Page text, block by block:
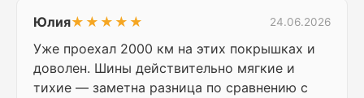
Юлия★★★★★ 24.06.2026
Уже проехал 2000 км на этих покрышках и
доволен. Шины действительно мягкие и
тихие — заметна разница по сравнению с